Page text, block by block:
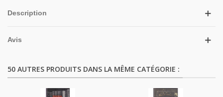
Description
Avis
50 AUTRES PRODUITS DANS LA MÊME CATÉGORIE :